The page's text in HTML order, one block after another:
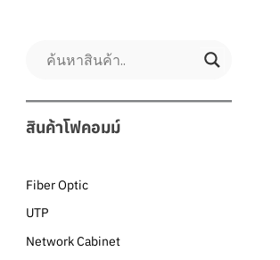
สินค้าโฟคอมม์
Fiber Optic
UTP
Network Cabinet